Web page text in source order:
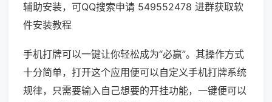
辅助安装，可QQ搜索申请 549552478 进群获取软
件安装教程
手机打牌可以一键让你轻松成为“必赢”。其操作方式
十分简单，打开这个应用便可以自定义手机打牌系统
规律，只需要输入自己想要的开挂功能，一键便可以